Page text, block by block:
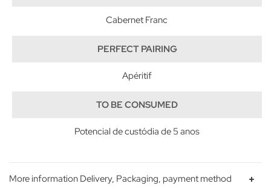
Cabernet Franc
PERFECT PAIRING
Apéritif
TO BE CONSUMED
Potencial de custódia de 5 anos
More information Delivery, Packaging, payment method